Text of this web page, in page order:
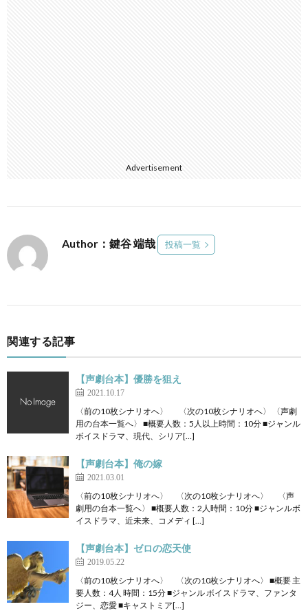
Advertisement
Author：鍵谷 端哉 投稿一覧
関連する記事
【声劇台本】優勝を狙え
2021.10.17
〈前の10枚シナリオへ〉 〈次の10枚シナリオへ〉 〈声劇
用の台本一覧へ〉 ■概要人数：5人以上時間：10分 ■ジャンル
ボイスドラマ、現代、シリア[…]
【声劇台本】俺の嫁
2021.03.01
〈前の10枚シナリオへ〉 〈次の10枚シナリオへ〉 〈声
劇用の台本一覧へ〉 ■概要人数：2人時間：10分 ■ジャンルボ
イスドラマ、近未来、コメディ […]
【声劇台本】ゼロの恋天使
2019.05.22
〈前の10枚シナリオへ〉 〈次の10枚シナリオへ〉 ■概要 主
要人数：4人 時間：15分 ■ジャンル ボイスドラマ、ファンタ
ジー、恋愛 ■キャストミア[…]